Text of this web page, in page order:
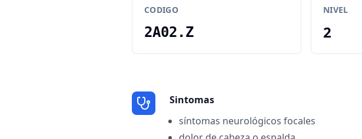
CODIGO
2A02.Z
NIVEL
2
Sintomas
síntomas neurológicos focales